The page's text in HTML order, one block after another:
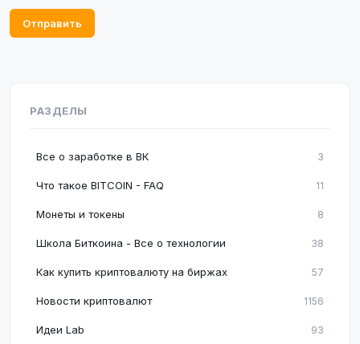
Отправить
РАЗДЕЛЫ
Все о заработке в ВК 3
Что такое BITCOIN - FAQ 11
Монеты и токены 8
Школа Биткоина - Все о технологии 38
Как купить криптовалюту на биржах 57
Новости криптовалют 1156
Идеи Lab 93